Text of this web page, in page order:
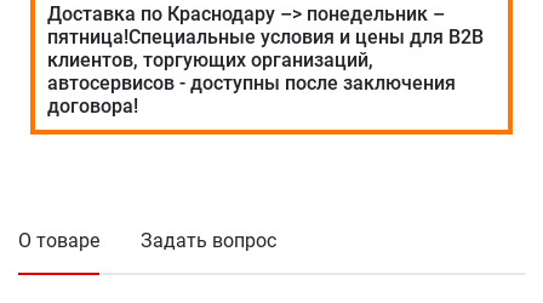
Доставка по Краснодару –> понедельник –
пятница!Специальные условия и цены для В2В
клиентов, торгующих организаций,
автосервисов - доступны после заключения
договора!
О товаре Задать вопрос